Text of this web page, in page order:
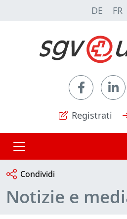
DE FR
Registrati
Condividi
Notizie e